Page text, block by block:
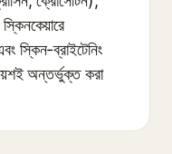
স্কিন-ব্রাইটেনিং
অন্তর্ভুক্ত করা